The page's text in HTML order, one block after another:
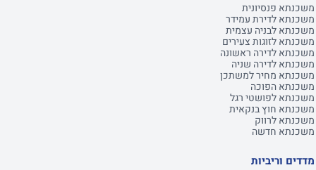
משכנתא פנסיונית
משכנתא לדירת עמידר
משכנתא לבניה עצמית
משכנתא לזוגות צעירים
משכנתא לדירה ראשונה
משכנתא לדירה שניה
משכנתא מחיר למשתכן
משכנתא הפוכה
משכנתא לפושטי רגל
משכנתא חוץ בנקאית
משכנתא לרווק
משכנתא חדשה
מדדים וריביות